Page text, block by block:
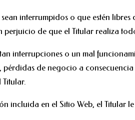
interrumpidos o que estén
de que el Titular realiza
interrupciones o un mal
de negocio a
incluida en el Sitio Web, el